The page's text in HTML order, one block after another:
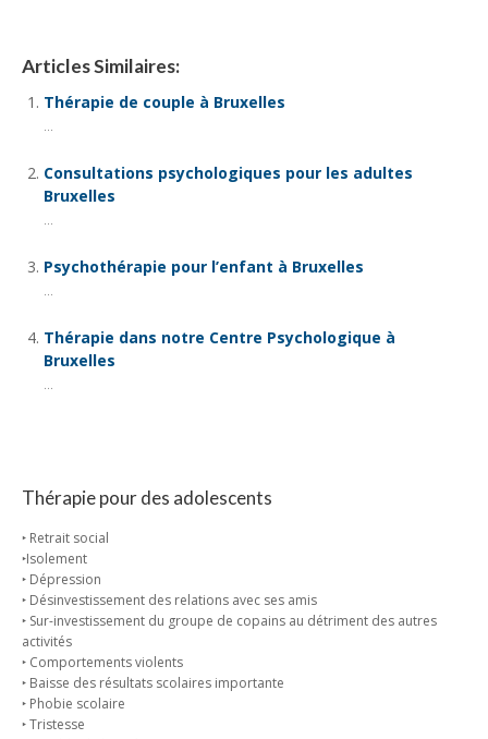
Articles Similaires:
Thérapie de couple à Bruxelles
...
Consultations psychologiques pour les adultes
Bruxelles
...
Psychothérapie pour l’enfant à Bruxelles
...
Thérapie dans notre Centre Psychologique à
Bruxelles
...
Thérapie pour des adolescents
‣ Retrait social
‣Isolement
‣ Dépression
‣ Désinvestissement des relations avec ses amis
‣ Sur-investissement du groupe de copains au détriment des autres
activités
‣ Comportements violents
‣ Baisse des résultats scolaires importante
‣ Phobie scolaire
‣ Tristesse